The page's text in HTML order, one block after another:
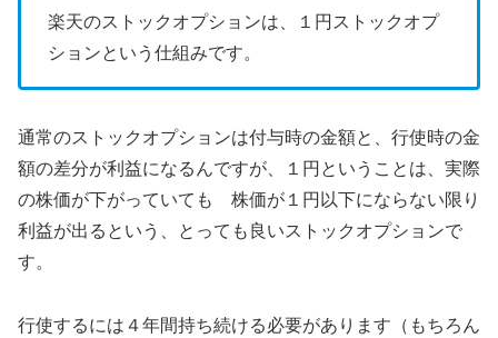
楽天のストックオプションは、１円ストックオプ
ションという仕組みです。
通常のストックオプションは付与時の金額と、行使時の金
額の差分が利益になるんですが、１円ということは、実際
の株価が下がっていても 株価が１円以下にならない限り
利益が出るという、とっても良いストックオプションで
す。
行使するには４年間持ち続ける必要があります（もちろん